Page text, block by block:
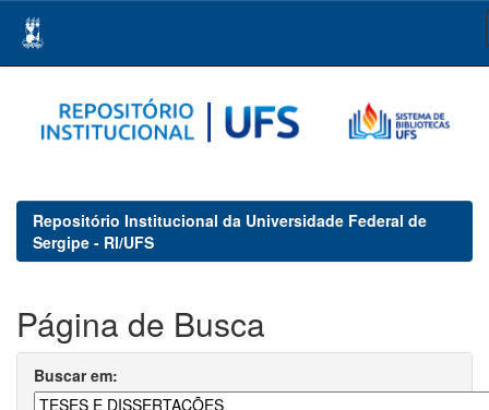
navigation
Repositório Institucional da Universidade Federal de
Sergipe - RI/UFS
Página de Busca
Buscar em: